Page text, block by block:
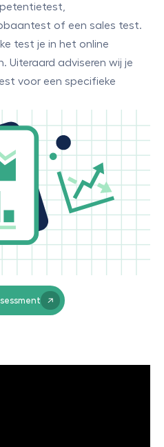
of een sales test.
test je in het online
Uiteraard adviseren wij je
voor een specifieke